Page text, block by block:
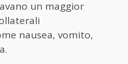
un maggior
nausea, vomito,